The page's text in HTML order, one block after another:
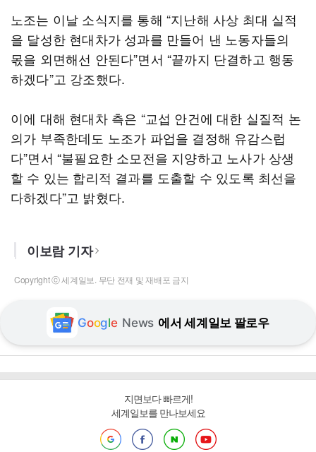
노조는 이날 소식지를 통해 “지난해 사상 최대 실적
을 달성한 현대차가 성과를 만들어 낸 노동자들의
몫을 외면해선 안된다”면서 “끝까지 단결하고 행동
하겠다”고 강조했다.
이에 대해 현대차 측은 “교섭 안건에 대한 실질적 논
의가 부족한데도 노조가 파업을 결정해 유감스럽
다”면서 “불필요한 소모전을 지양하고 노사가 상생
할 수 있는 합리적 결과를 도출할 수 있도록 최선을
다하겠다”고 밝혔다.
이보람 기자
Copyright ⓒ 세계일보. 무단 전재 및 재배포 금지
Google News 에서 세계일보 팔로우
지면보다 빠르게!
세계일보를 만나보세요